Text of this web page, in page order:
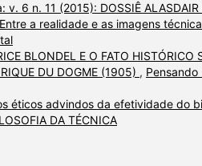
6 n. 11 (2015): DOSSIÊ ALASDAIR
a realidade e as imagens
BLONDEL E O FATO HISTÓRICO
DU DOGME (1905) ,
éticos advindos da efetividade do
DA TÉCNICA